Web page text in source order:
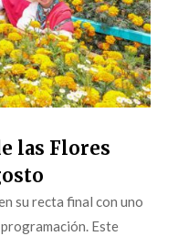
las Flores
su recta final con uno
Este